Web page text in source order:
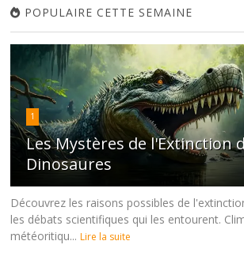
POPULAIRE CETTE SEMAINE
1
Les Mystères de l'Extinction
Dinosaures
Découvrez les raisons possibles de
les débats scientifiques qui les entourent.
météoritiqu... Lire la suite